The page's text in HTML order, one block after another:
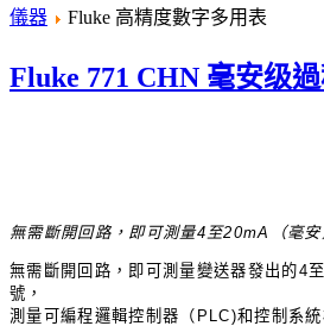
儀器
Fluke 高精度數字多用表
Fluke 771 CHN 毫安级
無需斷開回路，即可測量4 至20mA （毫
無需斷開回路，即可測量變送器發出的4至
號，
測量可編程邏輯控制器（ PLC)和控制系